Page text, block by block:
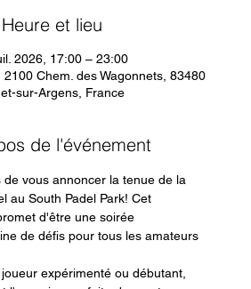
Heure et lieu
2026, 17:00 – 23:00
Chem. des Wagonnets, 83480
sur-Argens, France
de l'événement
de vous annoncer la tenue de la
au South Padel Park! Cet
d'être une soirée
de défis pour tous les amateurs
expérimenté ou débutant,